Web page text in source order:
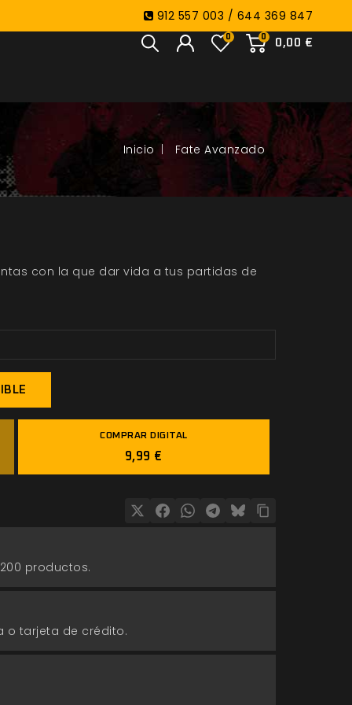
912 557 003 / 644 369 847
0
0,00 €
0
Fate Avanzado
con la que dar vida a tus partidas de
COMPRAR DIGITAL
9,99 €
productos.
o tarjeta de crédito.